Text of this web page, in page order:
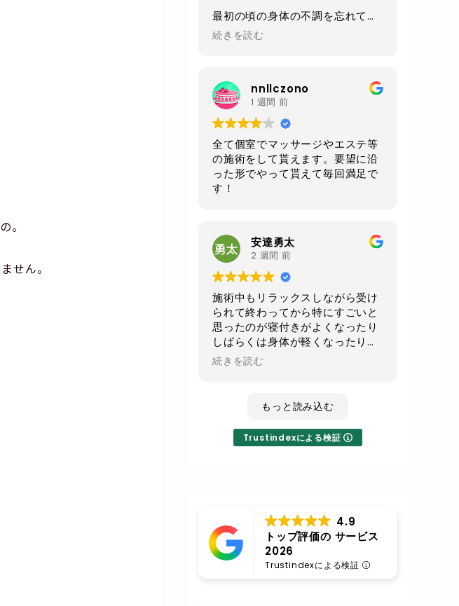
。
せん。
最初の頃の身体の不調を忘れてし
まうくらい
今は身体も軽くなり毎日楽しく過
施術、環境、セラピストさんの対
応、
毎回いつも全てにおいて素晴らし
いの一言です
あと施術前と後にいただけるルイ
ボスティーが自分は大好きです
さんになってしまったので
クワトロでお腹周りをメインに継
続でお願いして
少しでもお腹周りがスッキリ出来
たらいいなと思います
不眠気味の時のレイキは寝てしま
うくらいすごい癒されるので
その時はまたレイキもよろしくお
願いします
いつも丁寧な施術に対応ありがと
うございます
続きを読む
nnllczono
1 週間 前
全て個室でマッサージやエステ等
の施術をして貰えます。要望に沿
った形でやって貰えて毎回満足で
す！
安達勇太
2 週間 前
施術中もリラックスしながら受け
られて終わってから特にすごいと
思ったのが寝付きがよくなったり
しばらくは身体が軽くなったり全
身の血流が良くなったのが実感で
きてとても良かったです！
続きを読む
もっと読み込む
Trustindexによる検証
4.9
トップ評価の サービス
2026
Trustindexによる検証